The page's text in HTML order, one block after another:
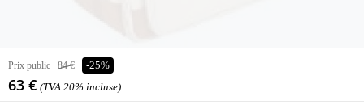
Prix public 84 € -25%
63 € (TVA 20% incluse)